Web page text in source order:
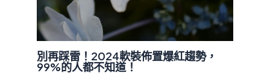
別再踩雷！2024軟裝佈置爆紅趨勢，
99%的人都不知道！